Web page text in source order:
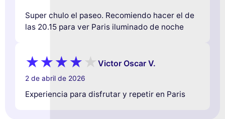
Super chulo el paseo. Recomiendo hacer el de
las 20.15 para ver Paris iluminado de noche
Victor Oscar V.
2 de abril de 2026
Experiencia para disfrutar y repetir en Paris